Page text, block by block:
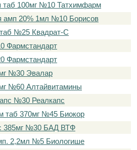
таб 100мг №10 Татхимфарм
амп 20% 1мл №10 Борисов
№25 Квадрат-С
Фармстандарт
Фармстандарт
№30 Эвалар
№60 Алтайвитамины
№30 Реалкапс
таб 370мг №45 Биокор
385мг №30 БАД ВТФ
2,2мл №5 Биологише